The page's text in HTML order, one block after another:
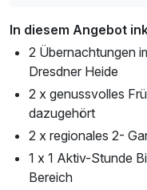
In diesem Angebot
2 Übernachtungen
Dresdner Heide
2 x genussvolles
dazugehört
2 x regionales 2-
1 x 1 Aktiv-Stunde
Bereich